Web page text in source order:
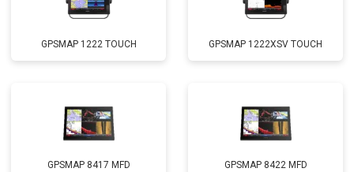
GPSMAP 1222 TOUCH GPSMAP 1222XSV TOUCH
GPSMAP 8417 MFD GPSMAP 8422 MFD